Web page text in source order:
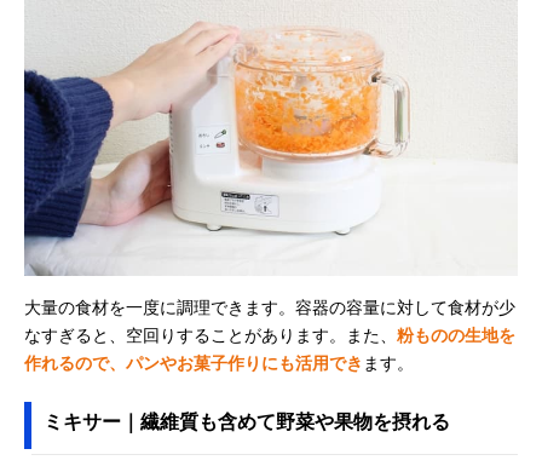
大量の食材を一度に調理できます。容器の容量に対して食材が少
なすぎると、空回りすることがあります。また、 粉ものの生地を
作れるので、パンやお菓子作りにも活用でき ます。
ミキサー｜繊維質も含めて野菜や果物を摂れる